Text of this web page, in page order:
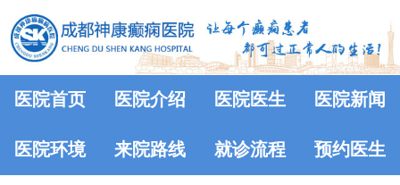
医院首页 医院介绍 医院医生 医院新闻
医院环境 来院路线 就诊流程 预约医生